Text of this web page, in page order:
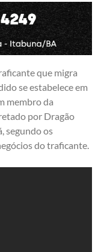
que migra
se estabelece em
membro da
por Dragão
segundo os
do traficante.